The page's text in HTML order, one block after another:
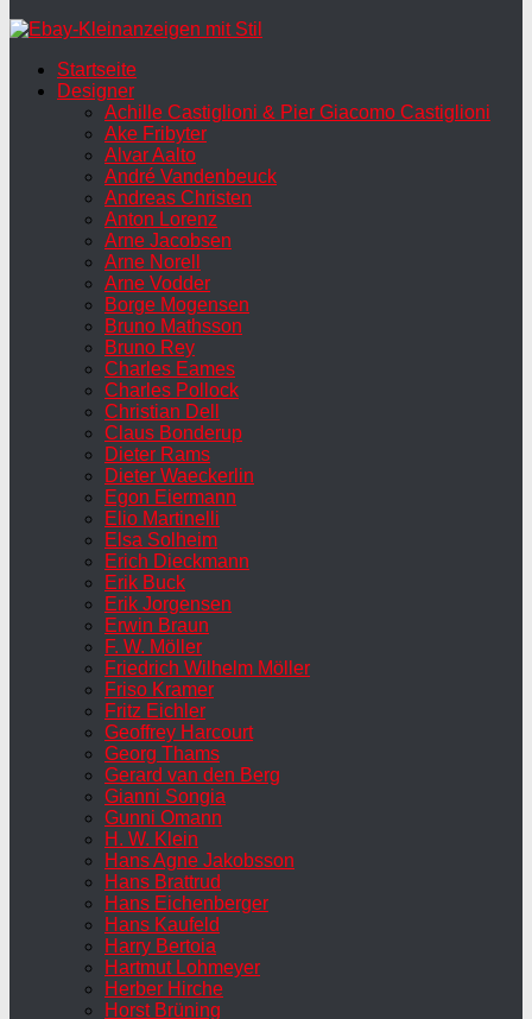
Startseite
Designer
Achille Castiglioni & Pier Giacomo Castiglioni
Ake Fribyter
Alvar Aalto
André Vandenbeuck
Andreas Christen
Anton Lorenz
Arne Jacobsen
Arne Norell
Arne Vodder
Borge Mogensen
Bruno Mathsson
Bruno Rey
Charles Eames
Charles Pollock
Christian Dell
Claus Bonderup
Dieter Rams
Dieter Waeckerlin
Egon Eiermann
Elio Martinelli
Elsa Solheim
Erich Dieckmann
Erik Buck
Erik Jorgensen
Erwin Braun
F. W. Möller
Friedrich Wilhelm Möller
Friso Kramer
Fritz Eichler
Geoffrey Harcourt
Georg Thams
Gerard van den Berg
Gianni Songia
Gunni Omann
H. W. Klein
Hans Agne Jakobsson
Hans Brattrud
Hans Eichenberger
Hans Kaufeld
Harry Bertoia
Hartmut Lohmeyer
Herber Hirche
Horst Brüning